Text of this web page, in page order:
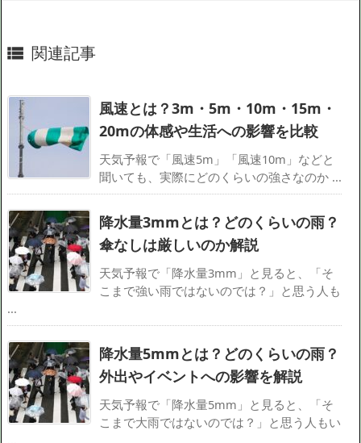
 関連記事
風速とは？3m・5m・10m・15m・
20mの体感や生活への影響を比較
天気予報で「風速5m」「風速10m」などと
聞いても、実際にどのくらいの強さなのか ...
降水量3mmとは？どのくらいの雨？
傘なしは厳しいのか解説
天気予報で「降水量3mm」と見ると、「そ
こまで強い雨ではないのでは？」と思う人も
...
降水量5mmとは？どのくらいの雨？
外出やイベントへの影響を解説
天気予報で「降水量5mm」と見ると、「そ
こまで大雨ではないのでは？」と思う人もい
...